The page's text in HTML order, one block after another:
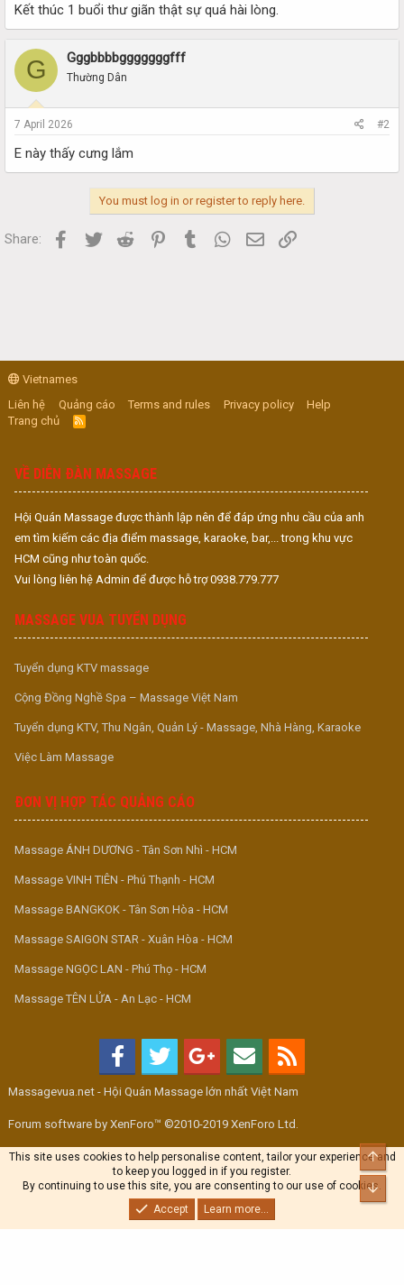
Kết thúc 1 buổi thư giãn thật sự quá hài lòng.
G Gggbbbbgggggggfff
Thường Dân
7 April 2026 #2
E này thấy cưng lắm
You must log in or register to reply here.
Share: Facebook
Twitter Reddit PinterestTumblr WhatsApp
Email
Vietnames
Liên hệ
Quảng cáo Terms and rules Privacy policy
Help
Trang chủ
R
S
VỀ DIỄN ĐÀN MASSAGE
Hội Quán Massage được thành lập nên để đáp ứng nhu cầu của anh
em tìm kiếm các địa điểm massage, karaoke, bar,... trong khu vực
HCM cũng như toàn quốc.
Vui lòng liên hệ Admin để được hỗ trợ 0938.779.777
MASSAGE VUA TUYỂN DỤNG
Tuyển dụng KTV massage
Cộng Đồng Nghề Spa – Massage Việt Nam
Tuyển dụng KTV, Thu Ngân, Quản Lý - Massage, Nhà Hàng, Karaoke
Việc Làm Massage
ĐƠN VỊ HỢP TÁC QUẢNG CÁO
Massage ÁNH DƯƠNG - Tân Sơn Nhì - HCM
Massage VINH TIÊN - Phú Thạnh - HCM
Massage BANGKOK - Tân Sơn Hòa - HCM
Massage SAIGON STAR - Xuân Hòa - HCM
Massage NGỌC LAN - Phú Thọ - HCM
Massage TÊN LỬA - An Lạc - HCM
Massagevua.net - Hội Quán Massage lớn nhất Việt Nam
Forum software by XenForo™ ©2010-2019 XenForo Ltd.
This site uses cookies to help personalise content, tailor your experience and
to keep you logged in if you register.
By continuing to use this site, you are consenting to our use of cookies.
Accept
Learn more...
Top